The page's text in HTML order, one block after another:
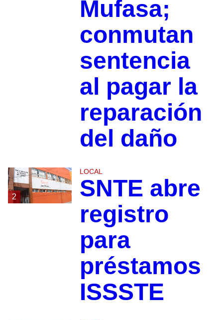
Mufasa;
conmutan
sentencia
al pagar la
reparación
del daño
2
LOCAL
SNTE abre
registro
para
préstamos
ISSSTE